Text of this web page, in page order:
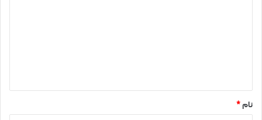
نام*